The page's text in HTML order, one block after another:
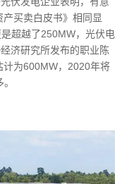
买卖白皮书》相同显
超越了250MW，光伏电
济研究所发布的职业陈
计为600MW，2020年将